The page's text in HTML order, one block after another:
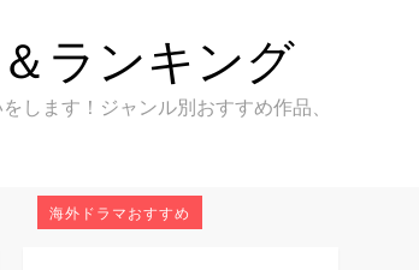
ランキング
ます！ジャンル別おすすめ作品、
海外ドラマおすすめ